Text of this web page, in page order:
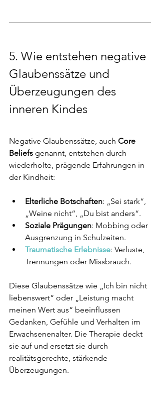
5. Wie entstehen negative
Glaubenssätze und
Überzeugungen des
inneren Kindes
Negative Glaubenssätze, auch Core
Beliefs genannt, entstehen durch
wiederholte, prägende Erfahrungen in
der Kindheit:
Elterliche Botschaften: „Sei stark“,
„Weine nicht“, „Du bist anders“.
Soziale Prägungen: Mobbing oder
Ausgrenzung in Schulzeiten.
Traumatische Erlebnisse: Verluste,
Trennungen oder Missbrauch.
Diese Glaubenssätze wie „Ich bin nicht
liebenswert“ oder „Leistung macht
meinen Wert aus“ beeinflussen
Gedanken, Gefühle und Verhalten im
Erwachsenenalter. Die Therapie deckt
sie auf und ersetzt sie durch
realitätsgerechte, stärkende
Überzeugungen.